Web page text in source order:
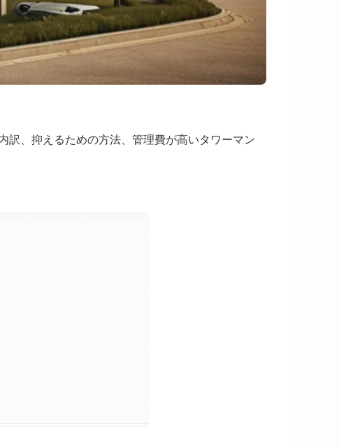
訳、抑えるための方法、管理費が高いタワーマン